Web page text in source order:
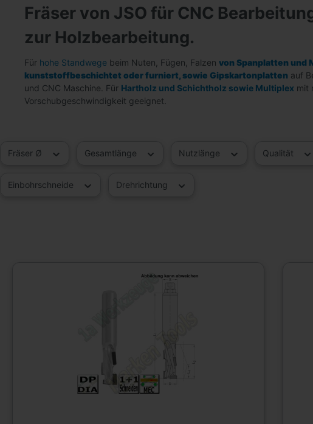
Fräser von JSO für CNC
zur Holzbearbeitung.
Für hohe Standwege beim Nuten, Fügen, Falzen von Spanplatten und
kunststoffbeschichtet oder furniert, sowie Gipskartonplatten auf
und CNC Maschine. Für Hartholz und Schichtholz sowie Multiplex mit
Vorschubgeschwindigkeit geeignet.
Fräser Ø Gesamtlänge Nutzlänge Qualität
Einbohrschneide Drehrichtung